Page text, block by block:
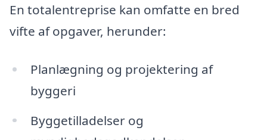
En totalentreprise kan omfatte en bred
vifte af opgaver, herunder:
Planlægning og projektering af
byggeri
Byggetilladelser og